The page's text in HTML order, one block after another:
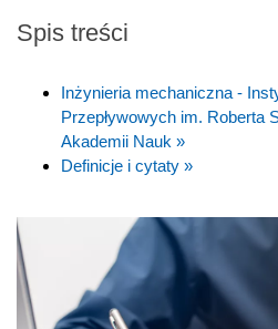
Spis treści
Inżynieria mechaniczna -
Przepływowych im. Roberta
Akademii Nauk »
Definicje i cytaty »